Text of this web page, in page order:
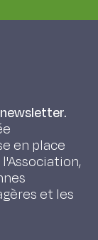
en place
et les